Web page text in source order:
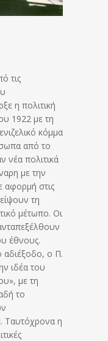
τις
η πολιτική
1922 με τη
κόμμα
από το
νέα πολιτικά
με την
αφορμή στις
τη
μέτωπο. Οι
έθνους.
αδιέξοδο, ο Π.
ιδέα του
με τη
το
Ταυτόχρονα η